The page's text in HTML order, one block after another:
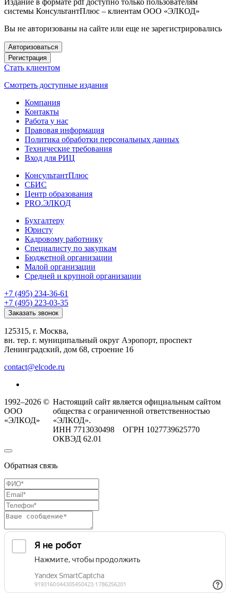
системы КонсультантПлюс – клиентам ООО «ЭЛКОД»
Вы не авторизованы на сайте или еще не зарегистрировались
Авторизоваться
Регистрация
Стать клиентом
Смотреть доступные издания
Компания
Контакты
Работа у нас
Правовая информация
Политика обработки персональных данных
Технические требования
Вход для РИЦ
КонсультантПлюс
СБИС
Центр образования
PRO.ЭЛКОД
Бухгалтеру
Юристу
Кадровому работнику
Специалисту по закупкам
Бюджетной организации
Малой организации
Средней и крупной организации
+7 (495) 234-36-61
+7 (495) 223-03-35
Заказать звонок
125315, г. Москва,
вн. тер. г. муниципальный округ Аэропорт, проспект
Ленинградский, дом 68, строение 16
contact@elcode.ru
1992–2026 ©
ООО
«ЭЛКОД»
Настоящий сайт является официальным сайтом
общества с ограниченной ответственностью
«ЭЛКОД».
ИНН 7713030498 ОГРН 1027739625770
ОКВЭД 62.01
Обратная связь